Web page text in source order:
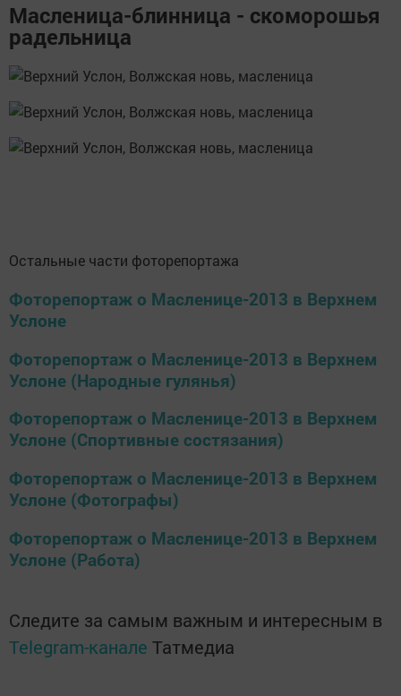
Масленица-блинница - скоморошья
радельница
Остальные части фоторепортажа
Фоторепортаж о Масленице-2013 в Верхнем
Услоне
Фоторепортаж о Масленице-2013 в Верхнем
Услоне (Народные гулянья)
Фоторепортаж о Масленице-2013 в Верхнем
Услоне (Спортивные состязания)
Фоторепортаж о Масленице-2013 в Верхнем
Услоне (Фотографы)
Фоторепортаж о Масленице-2013 в Верхнем
Услоне (Работа)
Следите за самым важным и интересным в
Telegram-канале Татмедиа